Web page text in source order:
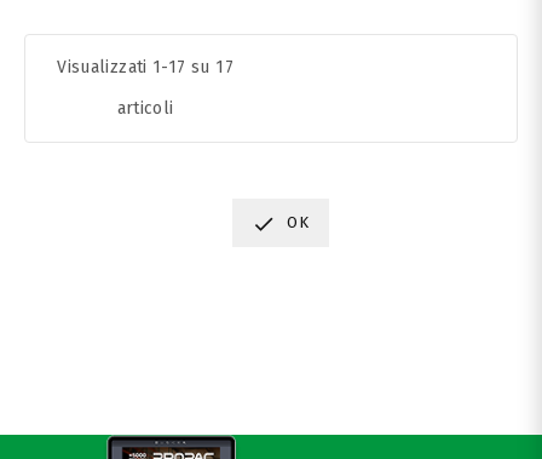
Visualizzati 1-17 su 17
articoli
 OK